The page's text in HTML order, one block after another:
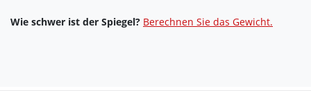
Wie schwer ist der Spiegel? Berechnen Sie das Gewicht.